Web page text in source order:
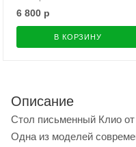
6 800 р
В КОРЗИНУ
Описание
Стол письменный Клио
Одна из моделей